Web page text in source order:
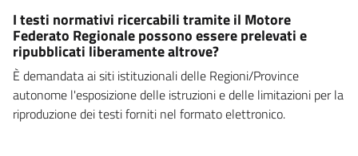
I testi normativi ricercabili tramite il Motore
Federato Regionale possono essere prelevati e
ripubblicati liberamente altrove?
È demandata ai siti istituzionali delle Regioni/Province
autonome l'esposizione delle istruzioni e delle limitazioni per la
riproduzione dei testi forniti nel formato elettronico.